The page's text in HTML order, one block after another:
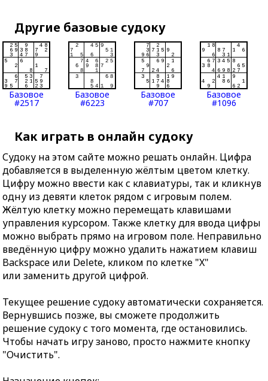
Другие базовые судоку
Базовое
#2517
Базовое
#6223
Базовое
#707
Базовое
#1096
Как играть в онлайн судоку
Судоку на этом сайте можно решать онлайн. Цифра
добавляется в выделенную жёлтым цветом клетку.
Цифру можно ввести как с клавиатуры, так и кликнув
одну из девяти клеток рядом с игровым полем.
Жёлтую клетку можно перемещать клавишами
управления курсором. Также клетку для ввода цифры
можно выбрать прямо на игровом поле. Неправильно
введённую цифру можно удалить нажатием клавиш
Backspace или Delete, кликом по клетке "X"
или заменить другой цифрой.
Текущее решение судоку автоматически сохраняется.
Вернувшись позже, вы сможете продолжить
решение судоку с того момента, где остановились.
Чтобы начать игру заново, просто нажмите кнопку
"Очистить".